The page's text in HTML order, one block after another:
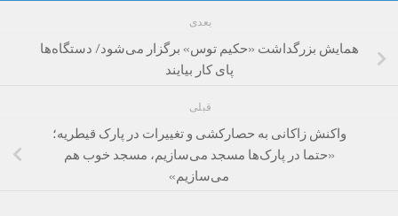
بعدی
همایش بزرگداشت «حکیم توس» برگزار می‌شود/ دستگاه‌ها
پای کار بیایند
قبلی
واکنش زاکانی به حصارکشی و تغییرات در پارک قیطریه؛
«حتما در پارک‌ها مسجد می‌سازیم،‌ مسجد خوب هم
می‌سازیم»